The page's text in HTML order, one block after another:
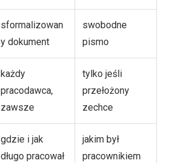
sformalizowan
y dokument
swobodne
pismo
każdy
pracodawca,
zawsze
tylko jeśli
przełożony
zechce
gdzie i jak
długo pracował
jakim był
pracownikiem